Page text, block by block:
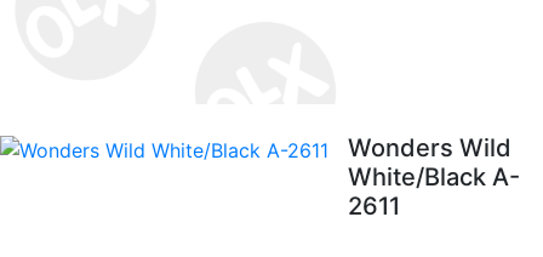
Wonders Wild
White/Black A-
2611